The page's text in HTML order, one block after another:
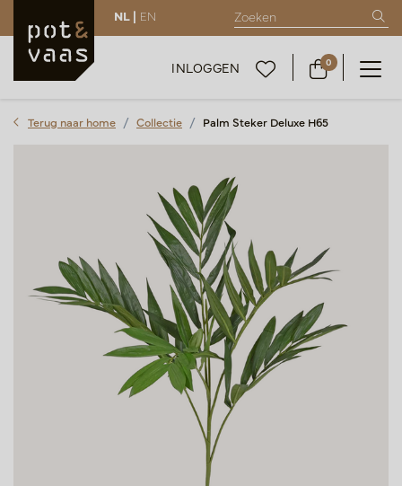
NL | EN
INLOGGEN 0
Terug naar home Collectie Palm Steker Deluxe H65